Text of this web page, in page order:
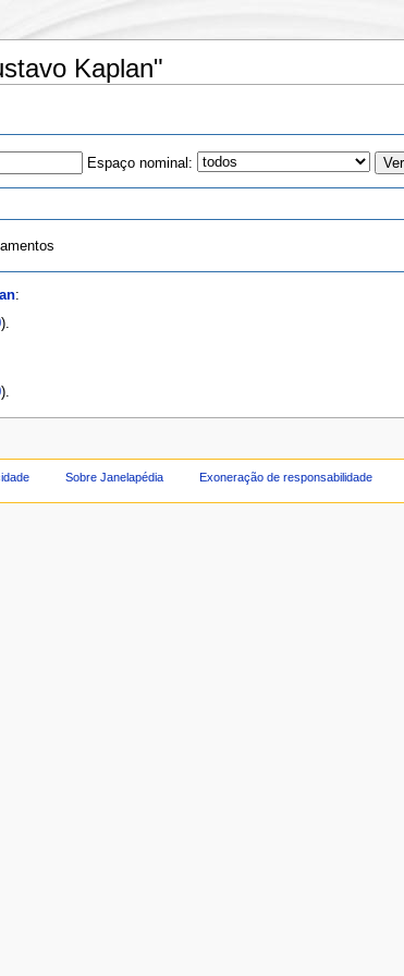
Kaplan"
Espaço nominal:
:
).
).
Sobre Janelapédia Exoneração de responsabilidade